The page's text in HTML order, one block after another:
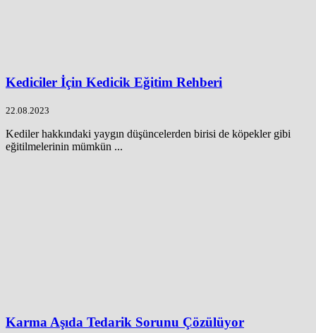
Kediciler İçin Kedicik Eğitim Rehberi
22.08.2023
Kediler hakkındaki yaygın düşüncelerden birisi de köpekler gibi
eğitilmelerinin mümkün ...
Karma Aşıda Tedarik Sorunu Çözülüyor